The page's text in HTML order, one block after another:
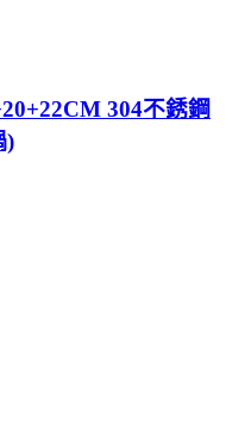
304不銹鋼
)